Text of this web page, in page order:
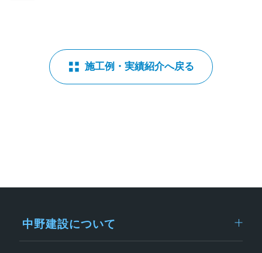
施工例・実績紹介へ戻る
中野建設について